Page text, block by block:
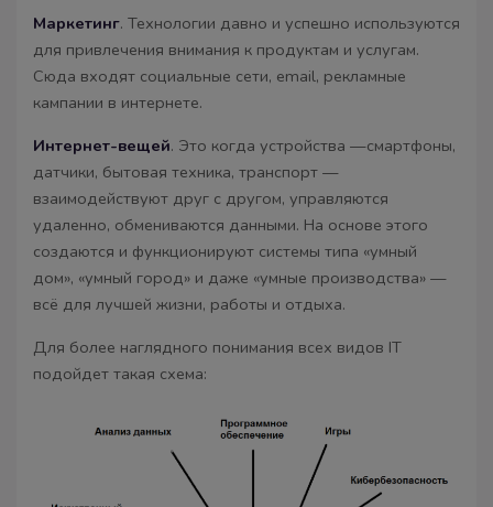
Маркетинг. Технологии давно и успешно используются
для привлечения внимания к продуктам и услугам.
Сюда входят социальные сети, email, рекламные
кампании в интернете.
Интернет-вещей. Это когда устройства —смартфоны,
датчики, бытовая техника, транспорт —
взаимодействуют друг с другом, управляются
удаленно, обмениваются данными. На основе этого
создаются и функционируют системы типа «умный
дом», «умный город» и даже «умные производства» —
всё для лучшей жизни, работы и отдыха.
Для более наглядного понимания всех видов IT
подойдет такая схема: